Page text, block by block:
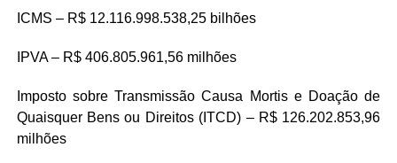
ICMS – R$ 12.116.998.538,25 bilhões
IPVA – R$ 406.805.961,56 milhões
Imposto sobre Transmissão Causa Mortis e Doação de
Quaisquer Bens ou Direitos (ITCD) – R$ 126.202.853,96
milhões